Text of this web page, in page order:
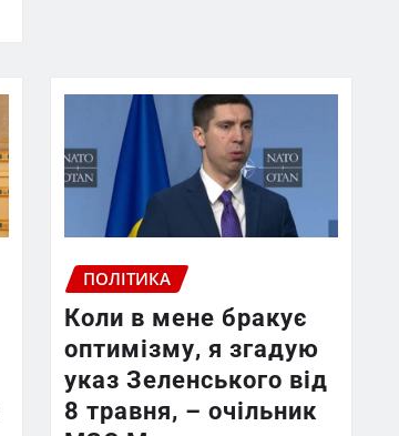
ПОЛІТИКА
Коли в мене бракує
оптимізму, я згадую
указ Зеленського від
8 травня, – очільник